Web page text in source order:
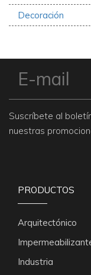
Decoración
Suscríbete al
nuestras
PRODUCTOS
Arquitectónico
Industria